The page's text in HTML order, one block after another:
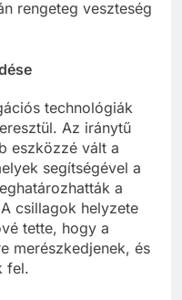
rengeteg veszteség
technológiák
Az iránytű
eszközzé vált a
segítségével a
a
csillagok helyzete
tette, hogy a
merészkedjenek, és
fel.